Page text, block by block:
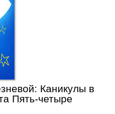
Каникулы в
Пять-четыре